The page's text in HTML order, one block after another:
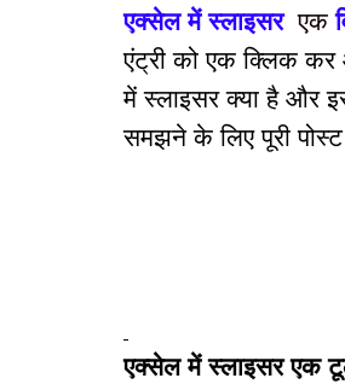
एक्सेल में स्लाइसर एक
एंट्री को एक क्लिक
में स्लाइसर क्या है और
समझने के लिए पूरी
एक्सेल में स्लाइसर एक